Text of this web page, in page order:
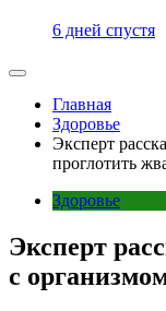
6 дней спустя
Главная
Здоровье
Эксперт
проглотить
Здоровье
Эксперт
с